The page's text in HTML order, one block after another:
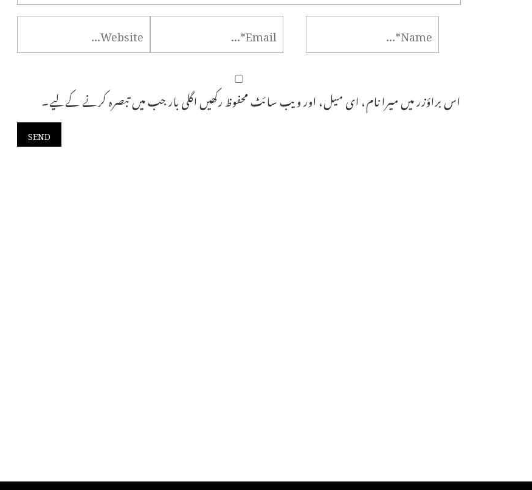
اس براؤزر میں میرا نام، ای میل، اور ویب سائٹ محفوظ رکھیں اگلی بار جب میں تبصرہ کرنے کےلیے۔